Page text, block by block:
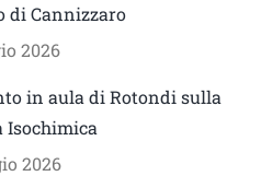
di Cannizzaro
2026
in aula di Rotondi sulla
Isochimica
2026